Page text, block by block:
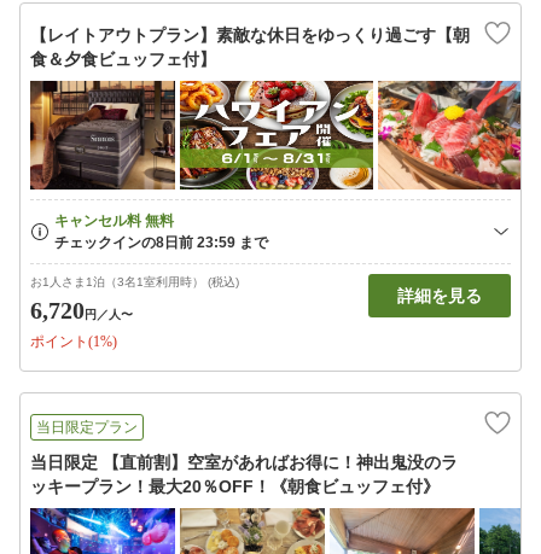
【レイトアウトプラン】素敵な休日をゆっくり過ごす【朝
食＆夕食ビュッフェ付】
お1人さま1泊（3名1室利用時） (税込)
6,720円 ／人〜
ポイント(1%)
詳細を見る
当日限定プラン
当日限定 【直前割】空室があればお得に！神出鬼没のラ
ッキープラン！最大20％OFF！《朝食ビュッフェ付》